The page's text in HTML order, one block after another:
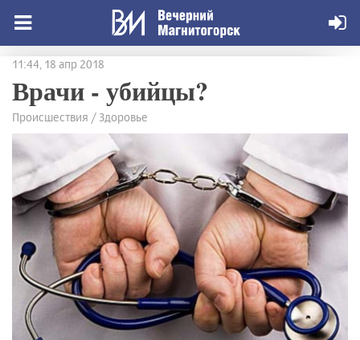
11:44, 18 апр 2018
Врачи - убийцы?
Происшествия / Здоровье